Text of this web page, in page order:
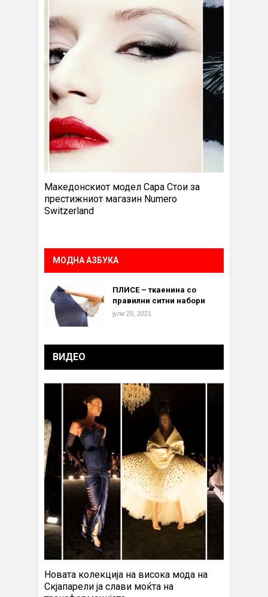
Македонскиот модел Сара Стои за
престижниот магазин Numero
Switzerland
МОДНА АЗБУКА
ПЛИСЕ – ткаенина со
правилни ситни набори
јули 29, 2021
ВИДЕО
Новата колекција на висока мода на
Скјапарели ја слави моќта на